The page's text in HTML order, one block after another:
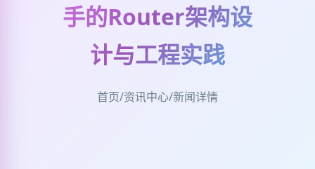
手的Router架构设
计与工程实践
首页/资讯中心/新闻详情